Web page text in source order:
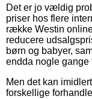
Det er jo vældig
priser hos flere
række Westin
reducere
børn og babyer,
endda nogle gange
Men det kan
forskellige